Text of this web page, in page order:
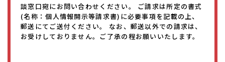
談窓口宛にお問い合わせください。 ご請求は所定の書式
(名称：個人情報開示等請求書)に必要事項を記載の上、
郵送にてご送付ください。 なお、郵送以外での請求は、
お受けしておりません。ご了承の程お願いいたします。